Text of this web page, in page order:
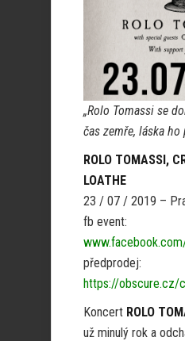
„Rolo Tomassi se
čas zemře, láska ho
ROLO TOMASSI,
LOATHE
23 / 07 / 2019 –
fb event:
předprodej:
https://
Koncert ROLO
už minulý rok a